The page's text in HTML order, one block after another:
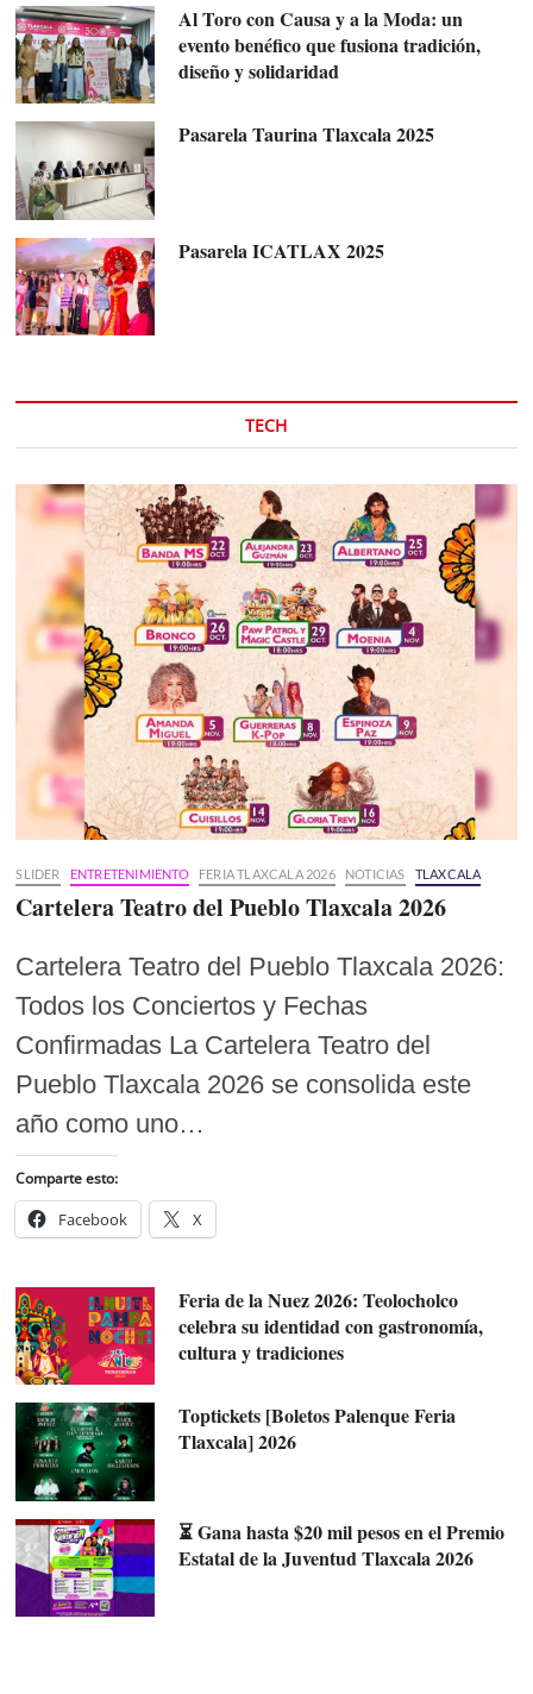
Al Toro con Causa y a la Moda: un
evento benéfico que fusiona tradición,
diseño y solidaridad
Pasarela Taurina Tlaxcala 2025
Pasarela ICATLAX 2025
TECH
SLIDER ENTRETENIMIENTO FERIA TLAXCALA 2026 NOTICIAS TLAXCALA
Cartelera Teatro del Pueblo Tlaxcala 2026
Cartelera Teatro del Pueblo Tlaxcala 2026:
Todos los Conciertos y Fechas
Confirmadas La Cartelera Teatro del
Pueblo Tlaxcala 2026 se consolida este
año como uno…
Comparte esto:
Facebook X
Feria de la Nuez 2026: Teolocholco
celebra su identidad con gastronomía,
cultura y tradiciones
Toptickets [Boletos Palenque Feria
Tlaxcala] 2026
⏳ Gana hasta $20 mil pesos en el Premio
Estatal de la Juventud Tlaxcala 2026